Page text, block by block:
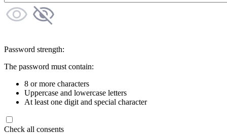
Password strength:
The password must contain:
8 or more characters
Uppercase and lowercase letters
At least one digit and special character
Check all consents